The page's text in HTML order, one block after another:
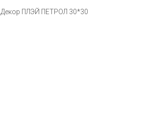
Декор ПЛЭЙ ПЕТРОЛ 30*30